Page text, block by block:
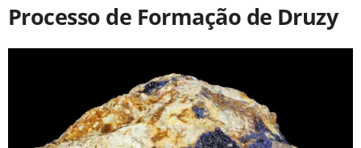
Processo de Formação de Druzy